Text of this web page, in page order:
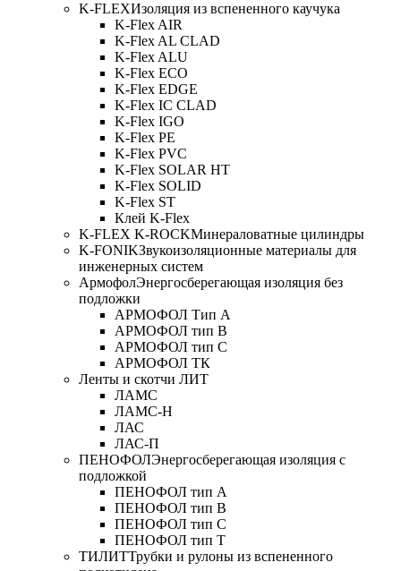
K-FLEXИзоляция из вспененного каучука
K-Flex AIR
K-Flex AL CLAD
K-Flex ALU
K-Flex ECO
K-Flex EDGE
K-Flex IC CLAD
K-Flex IGO
K-Flex PE
K-Flex PVC
K-Flex SOLAR HT
K-Flex SOLID
K-Flex ST
Клей K-Flex
K-FLEX K-ROCKМинераловатные цилиндры
K-FONIKЗвукоизоляционные материалы для
инженерных систем
АрмофолЭнергосберегающая изоляция без
подложки
АРМОФОЛ Тип А
АРМОФОЛ тип В
АРМОФОЛ тип C
АРМОФОЛ ТК
Ленты и скотчи ЛИТ
ЛАМС
ЛАМС-Н
ЛАС
ЛАС-П
ПЕНОФОЛЭнергосберегающая изоляция с
подложкой
ПЕНОФОЛ тип А
ПЕНОФОЛ тип B
ПЕНОФОЛ тип C
ПЕНОФОЛ тип T
ТИЛИТТрубки и рулоны из вспененного